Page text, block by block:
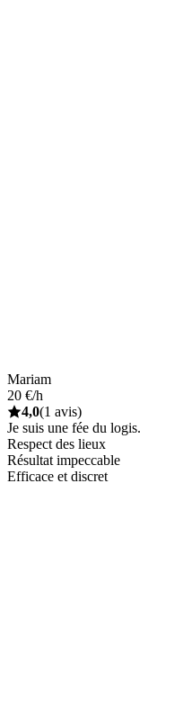
Mariam
20 €/h
4,0(1 avis)
Je suis une fée du logis.
Respect des lieux
Résultat impeccable
Efficace et discret